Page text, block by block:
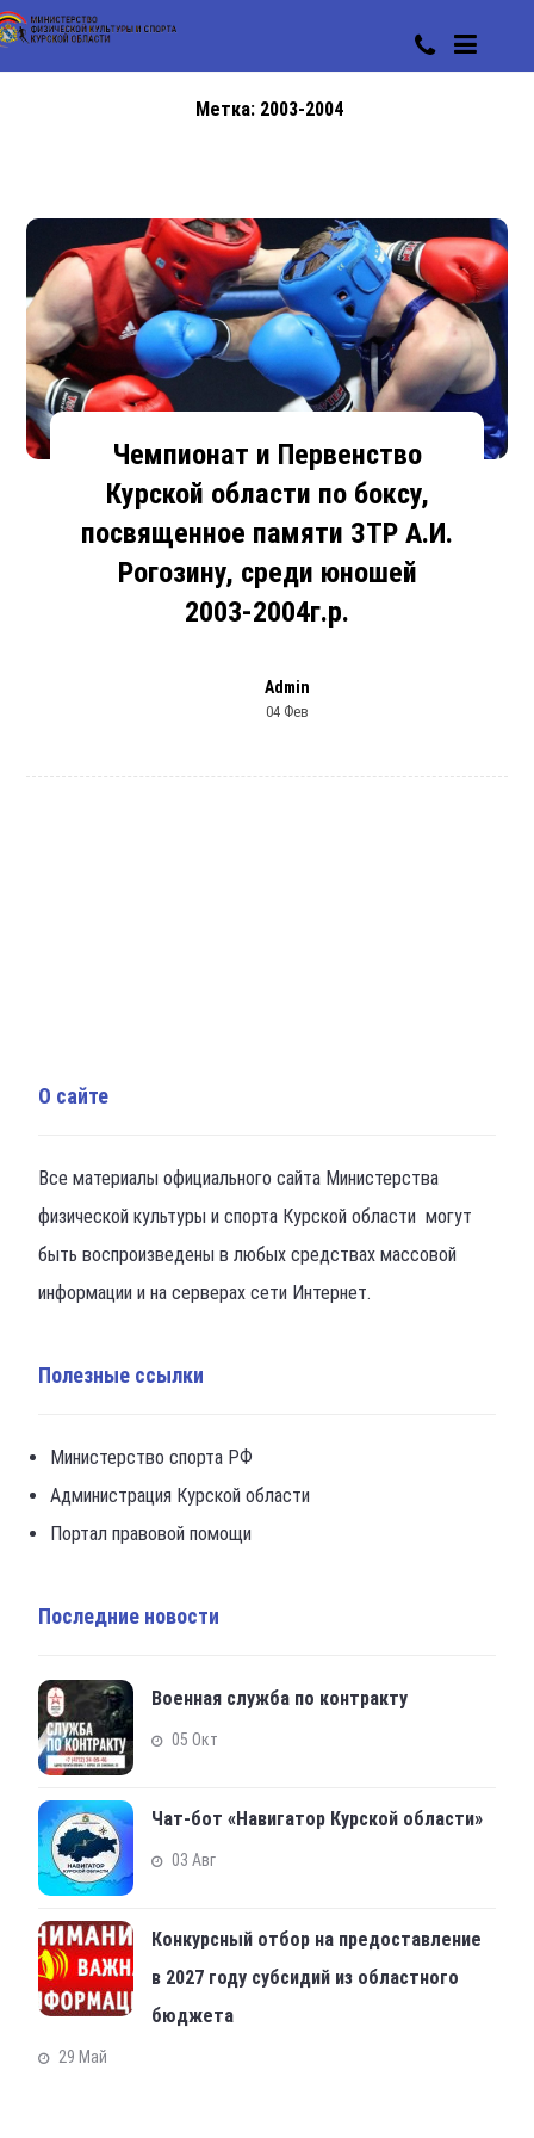
Метка: 2003-2004
Чемпионат и Первенство
Курской области по боксу,
посвященное памяти ЗТР А.И.
Рогозину, среди юношей
2003-2004г.р.
Admin
04 Фев
О сайте
Все материалы официального сайта Министерства
физической культуры и спорта Курской области могут
быть воспроизведены в любых средствах массовой
информации и на серверах сети Интернет.
Полезные ссылки
Министерство спорта РФ
Администрация Курской области
Портал правовой помощи
Последние новости
Военная служба по контракту
05 Окт
Чат-бот «Навигатор Курской области»
03 Авг
Конкурсный отбор на предоставление
в 2027 году субсидий из областного
бюджета
29 Май